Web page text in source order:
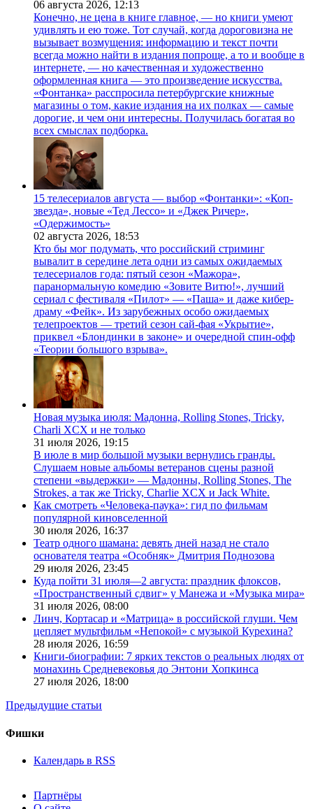
06 августа 2026, 12:13
Конечно, не цена в книге главное, — но книги умеют
удивлять и ею тоже. Тот случай, когда дороговизна не
вызывает возмущения: информацию и текст почти
всегда можно найти в издания попроще, а то и вообще в
интернете, — но качественная и художественно
оформленная книга — это произведение искусства.
«Фонтанка» расспросила петербургские книжные
магазины о том, какие издания на их полках — самые
дорогие, и чем они интересны. Получилась богатая во
всех смыслах подборка.
15 телесериалов августа — выбор «Фонтанки»: «Коп-
звезда», новые «Тед Лессо» и «Джек Ричер»,
«Одержимость»
02 августа 2026, 18:53
Кто бы мог подумать, что российский стриминг
вывалит в середине лета одни из самых ожидаемых
телесериалов года: пятый сезон «Мажора»,
паранормальную комедию «Зовите Витю!», лучший
сериал с фестиваля «Пилот» — «Паша» и даже кибер-
драму «Фейк». Из зарубежных особо ожидаемых
телепроектов — третий сезон сай-фая «Укрытие»,
приквел «Блондинки в законе» и очередной спин-офф
«Теории большого взрыва».
Новая музыка июля: Мадонна, Rolling Stones, Tricky,
Charli XCX и не только
31 июля 2026, 19:15
В июле в мир большой музыки вернулись гранды.
Слушаем новые альбомы ветеранов сцены разной
степени «выдержки» — Мадонны, Rolling Stones, The
Strokes, а так же Tricky, Charlie XCX и Jack White.
Как смотреть «Человека-паука»: гид по фильмам
популярной киновселенной
30 июля 2026, 16:37
Театр одного шамана: девять дней назад не стало
основателя театра «Особняк» Дмитрия Поднозова
29 июля 2026, 23:45
Куда пойти 31 июля—2 августа: праздник флоксов,
«Пространственный сдвиг» у Манежа и «Музыка мира»
31 июля 2026, 08:00
Линч, Кортасар и «Матрица» в российской глуши. Чем
цепляет мультфильм «Непокой» с музыкой Курехина?
28 июля 2026, 16:59
Книги-биографии: 7 ярких текстов о реальных людях от
монахинь Средневековья до Энтони Хопкинса
27 июля 2026, 18:00
Предыдущие статьи
Фишки
Календарь в RSS
Партнёры